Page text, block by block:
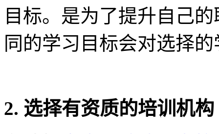
目标。是为了提升自己
同的学习目标会对选择
2. 选择有资质的培训机构